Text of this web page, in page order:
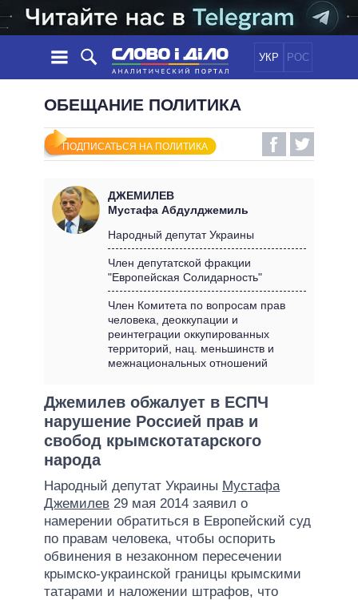
УКР РОС
НОВОСТИ
ЛЕНТА
СОБЫТИЯ
СТАТЬИ
МНЕНИЯ
ОБЗОРЫ
ДАЙДЖЕСТЫ
ПОЛИТИКА
ЭКОНОМИКА
МИР
ОБЕЩАНИЯ
ВСЕ ПОЛИТИКИ
ПРЕЗИДЕНТ И ОФИС
КАБИНЕТ МИНИСТРОВ
ГЛАВЫ ОБЛАДМИНИСТРАЦИЙ
ВСЕ ПЕРСОНЫ
ИНФОГРАФИКА
ВИДЕО
ПОДДЕРЖАТЬ
СРАВНЕНИЕ ПОЛИТИКОВ
ОБЕЩАНИЕ ПОЛИТИКА
ПОДПИСАТЬСЯ НА ПОЛИТИКА
ДЖЕМИЛЕВ
Мустафа Абдулджемиль
Народный депутат Украины
Член депутатской фракции
"Европейская Солидарность"
Член Комитета по вопросам прав
человека, деоккупации и
реинтеграции оккупированных
территорий, нац. меньшинств и
межнациональных отношений
Джемилев обжалует в ЕСПЧ
нарушение Россией прав и
свобод крымскотатарского
народа
Народный депутат Украины Мустафа
Джемилев 29 мая 2014 заявил о
намерении обратиться в Европейский суд
по правам человека, чтобы оспорить
обвинения в незаконном пересечении
крымско-украинской границы крымскими
татарами и наложении штрафов, что